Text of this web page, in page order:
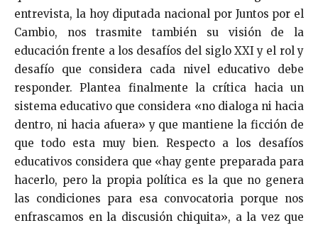
entrevista, la hoy diputada nacional por Juntos por el
Cambio, nos trasmite también su visión de la
educación frente a los desafíos del siglo XXI y el rol y
desafío que considera cada nivel educativo debe
responder. Plantea finalmente la crítica hacia un
sistema educativo que considera «no dialoga ni hacia
dentro, ni hacia afuera» y que mantiene la ficción de
que todo esta muy bien. Respecto a los desafíos
educativos considera que «hay gente preparada para
hacerlo, pero la propia política es la que no genera
las condiciones para esa convocatoria porque nos
enfrascamos en la discusión chiquita», a la vez que